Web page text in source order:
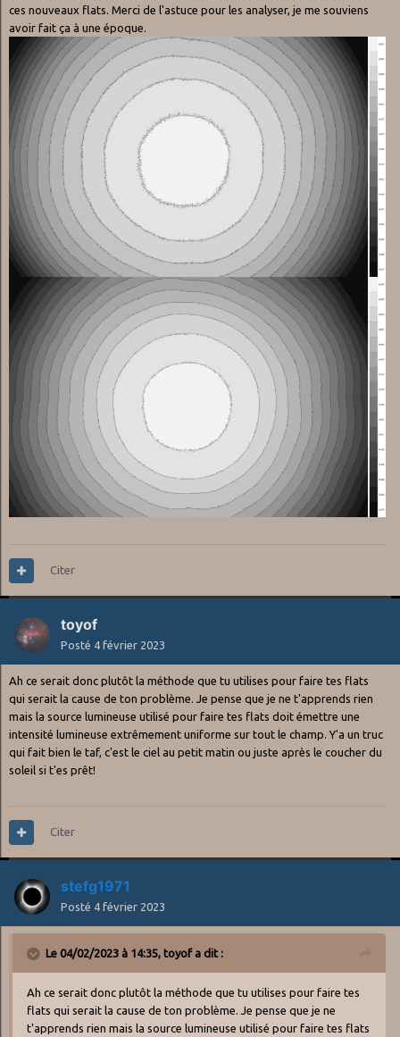
ces nouveaux flats. Merci de l'astuce pour les analyser, je me souviens
avoir fait ça à une époque.
Citer
toyof
Posté 4 février 2023
Ah ce serait donc plutôt la méthode que tu utilises pour faire tes flats
qui serait la cause de ton problème. Je pense que je ne t'apprends rien
mais la source lumineuse utilisé pour faire tes flats doit émettre une
intensité lumineuse extrêmement uniforme sur tout le champ. Y'a un truc
qui fait bien le taf, c'est le ciel au petit matin ou juste après le coucher du
soleil si t'es prêt!
Citer
stefg1971
Posté 4 février 2023
Le 04/02/2023 à 14:35, toyofa dit :
Ah ce serait donc plutôt la méthode que tu utilises pour faire tes
flats qui serait la cause de ton problème. Je pense que je ne
t'apprends rien mais la source lumineuse utilisé pour faire tes flats